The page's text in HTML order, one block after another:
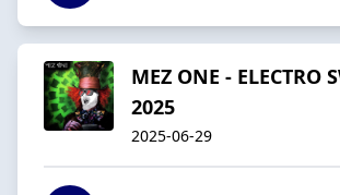
MEZ ONE - ELECTRO
2025
2025-06-29